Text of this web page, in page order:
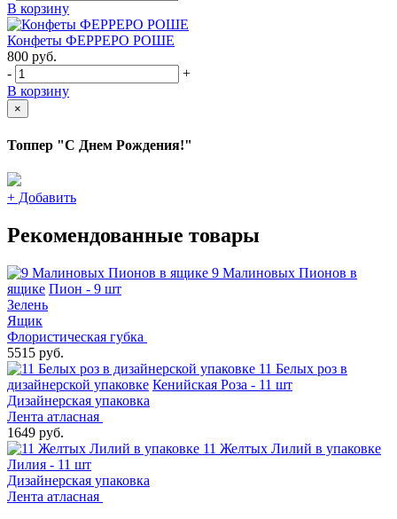
В корзину
Конфеты ФЕРРЕРО РОШЕ
800 руб.
-
+
В корзину
×
Топпер "С Днем Рождения!"
+ Добавить
Рекомендованные товары
9 Малиновых Пионов в
ящике Пион - 9 шт
Зелень
Ящик
Флористическая губка
5515 руб.
11 Белых роз в
дизайнерской упаковке Кенийская Роза - 11 шт
Дизайнерская упаковка
Лента атласная
1649 руб.
11 Желтых Лилий в упаковке
Лилия - 11 шт
Дизайнерская упаковка
Лента атласная